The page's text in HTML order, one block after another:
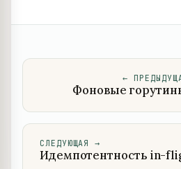
←
Фоновые
СЛЕДУЮЩАЯ →
Идемпотентность in-